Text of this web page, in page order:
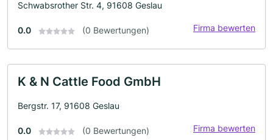
Schwabsrother Str. 4, 91608 Geslau
0.0 (0 Bewertungen) Firma bewerten
K & N Cattle Food GmbH
Bergstr. 17, 91608 Geslau
0.0 (0 Bewertungen) Firma bewerten